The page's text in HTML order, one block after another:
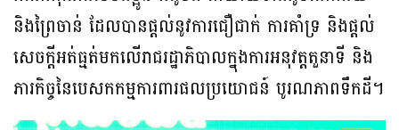
និងព្រៃចាន់​ ដែលបានផ្តល់នូវការជឿជាក់​ ការគាំទ្រ​ និងផ្តល់
សេចក្តីអត់ធ្មត់មកលេីរាជរដ្ឋាភិបាលក្នុងការអនុវត្តតួនាទី​ និង
ភារកិច្ចនៃបេសកកម្មការពារផលប្រយោជន៍​ បូរណភាពទឹកដី។